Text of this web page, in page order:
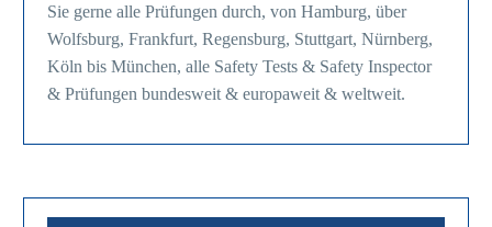
Sie gerne alle Prüfungen durch, von Hamburg, über
Wolfsburg, Frankfurt, Regensburg, Stuttgart, Nürnberg,
Köln bis München, alle Safety Tests & Safety Inspector
& Prüfungen bundesweit & europaweit & weltweit.